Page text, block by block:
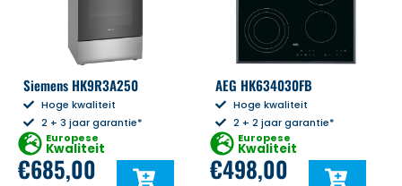
Siemens HK9R3A250
Hoge kwaliteit
2 + 3 jaar garantie*
Europese
Kwaliteit
€685,00
AEG HK634030FB
Hoge kwaliteit
2 + 2 jaar garantie*
Europese
Kwaliteit
€498,00